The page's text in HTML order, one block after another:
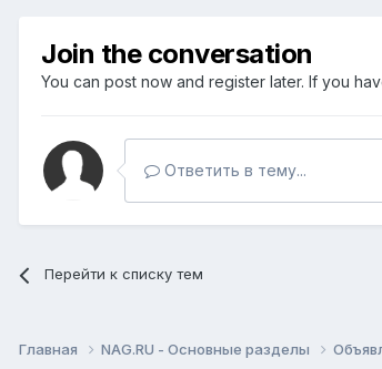
Join the conversation
You can post now and register later. If you
Ответить в тему...
Перейти к списку тем
Главная NAG.RU - Основные разделы